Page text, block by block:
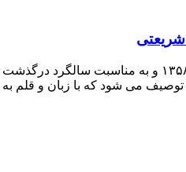
می شود که با زبان و قلم